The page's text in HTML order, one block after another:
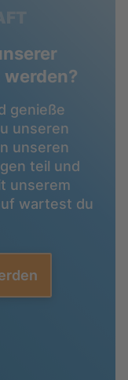
genieße
unseren
unseren
teil und
unserem
wartest du